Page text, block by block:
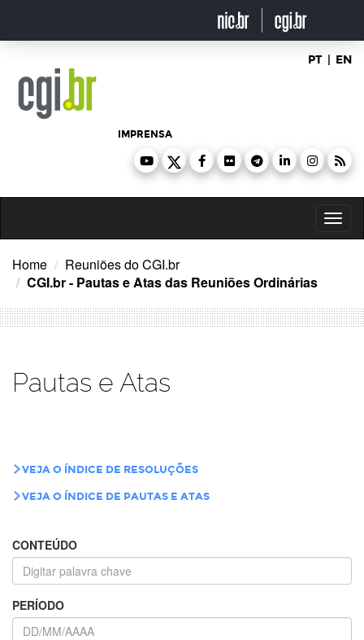
o
PT | EN
IMPRENSA
Home
Reuniões do CGI.br
CGI.br - Pautas e Atas das Reuniões Ordinárias
Pautas e Atas
VEJA O ÍNDICE DE RESOLUÇÕES
VEJA O ÍNDICE DE PAUTAS E ATAS
CONTEÚDO
PERÍODO